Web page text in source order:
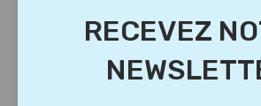
RECEVEZ